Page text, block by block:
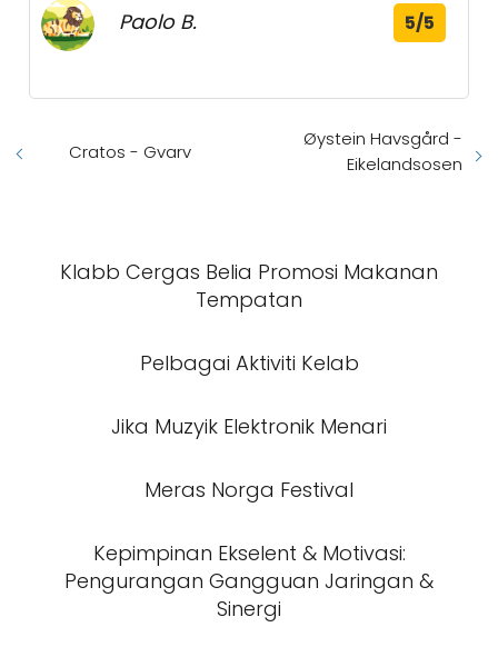
Paolo B. 5/5
Cratos - Gvarv
Øystein Havsgård -
Eikelandsosen
Klabb Cergas Belia Promosi Makanan
Tempatan
Pelbagai Aktiviti Kelab
Jika Muzyik Elektronik Menari
Meras Norga Festival
Kepimpinan Ekselent & Motivasi:
Pengurangan Gangguan Jaringan &
Sinergi